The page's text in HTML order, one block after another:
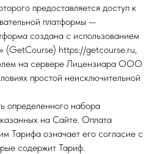
предоставляется доступ к
платформы —
создана с использованием
(GetCourse) https://getcourse.ru,
на сервере Лицензиара ООО
простой неисключительной
определенного набора
на Сайте. Оплата
Тарифа означает его согласие с
содержит Тариф.